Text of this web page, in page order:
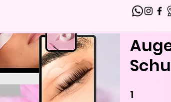
1
1 paso